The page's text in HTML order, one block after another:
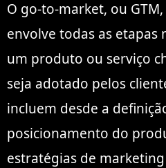
O go-to-market, ou
envolve todas as etapas
um produto ou serviço
seja adotado pelos
incluem desde a
posicionamento do
estratégias de